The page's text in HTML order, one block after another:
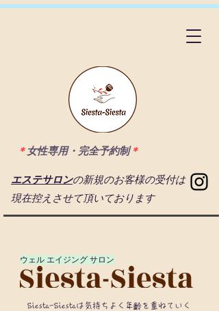
＊ 女性専用・完全予約制＊
Siesta-Siestaは気持ちよく年齡を重ねていく
​ウェル エイジング サロン
エステサロンの新規のお客様の受付は
現在控えさせて頂いております